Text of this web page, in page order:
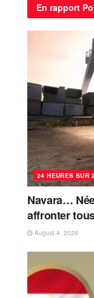
En rapport
24 HEURES SUR
Navara…
affronter
August 4, 2026